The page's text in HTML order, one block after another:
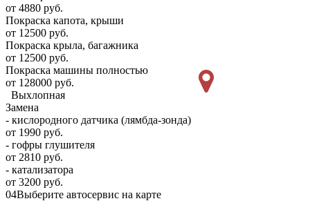
от 4880 руб.
Покраска капота, крыши
от 12500 руб.
Покраска крыла, багажника
от 12500 руб.
Покраска машины полностью
от 128000 руб.
Выхлопная
Замена
- кислородного датчика (лямбда-зонда)
от 1990 руб.
- гофры глушителя
от 2810 руб.
- катализатора
от 3200 руб.
04Выберите автосервис на карте